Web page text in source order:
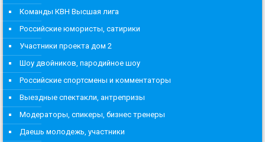
Команды КВН Высшая лига
Российские юмористы, сатирики
Участники проекта дом 2
Шоу двойников, пародийное шоу
Российские спортсмены и комментаторы
Выездные спектакли, антрепризы
Модераторы, спикеры, бизнес тренеры
Даешь молодежь, участники